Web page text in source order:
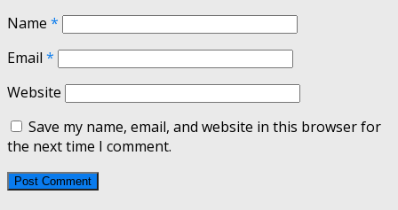
Name *
Email *
Website
Save my name, email, and website in this browser for
the next time I comment.